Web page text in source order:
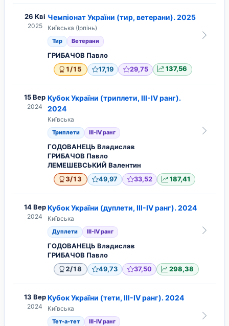
26 Кві
2025
Чемпіонат України (тир, ветерани). 2025
Київська (Ірпінь)
Тир Ветерани
ГРИБАЧОВ Павло
1 /15 17,19 29,75 137,56
15 Вер
2024
Кубок України (триплети, ІІІ-IV ранг).
2024
Київська
Триплети ІІІ-IV ранг
ГОДОВАНЕЦЬ Владислав
ГРИБАЧОВ Павло
ЛЕМЕШЕВСЬКИЙ Валентин
3/13 49,97 33,52 187,41
14 Вер
2024
Кубок України (дуплети, ІІІ-IV ранг). 2024
Київська
Дуплети ІІІ-IV ранг
ГОДОВАНЕЦЬ Владислав
ГРИБАЧОВ Павло
2/18 49,73 37,50 298,38
13 Вер
2024
Кубок України (тети, ІІІ-IV ранг). 2024
Київська
Тет-а-тет ІІІ-IV ранг